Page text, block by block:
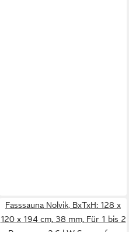
Fasssauna Nolvik, BxTxH: 128 x
120 x 194 cm, 38 mm, Für 1 bis 2